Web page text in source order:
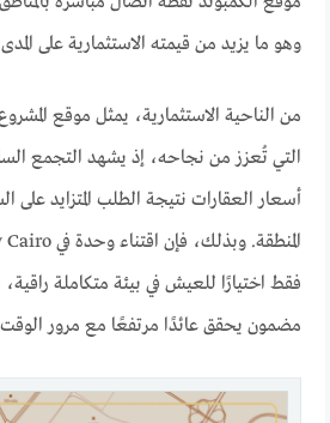
وهو ما يزيد من قيمته الاستثمارية على
من الناحية الاستثمارية، يمثل موقع
التي تُعزز من نجاحه، إذ يشهد التجمع
أسعار العقارات نتيجة الطلب المتزايد على
فقط اختيارًا للعيش في بيئة متكاملة
مضمون يحقق عائدًا مرتفعًا مع مرور